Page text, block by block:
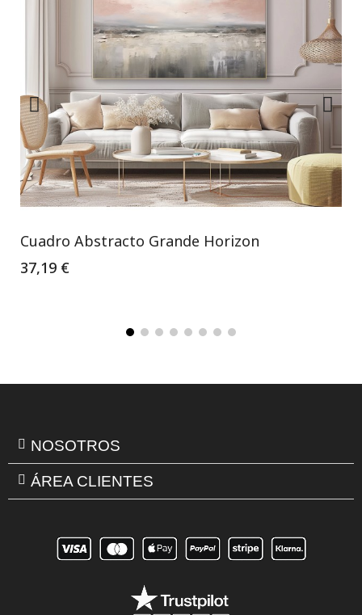
Cuadro Abstracto Grande Horizon
37,19 €
NOSOTROS
ÁREA CLIENTES